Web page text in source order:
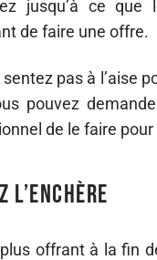
jusqu’à ce que
de faire une offre.
pas à l’aise
pouvez
de le faire pour
l’enchère
offrant à la fin